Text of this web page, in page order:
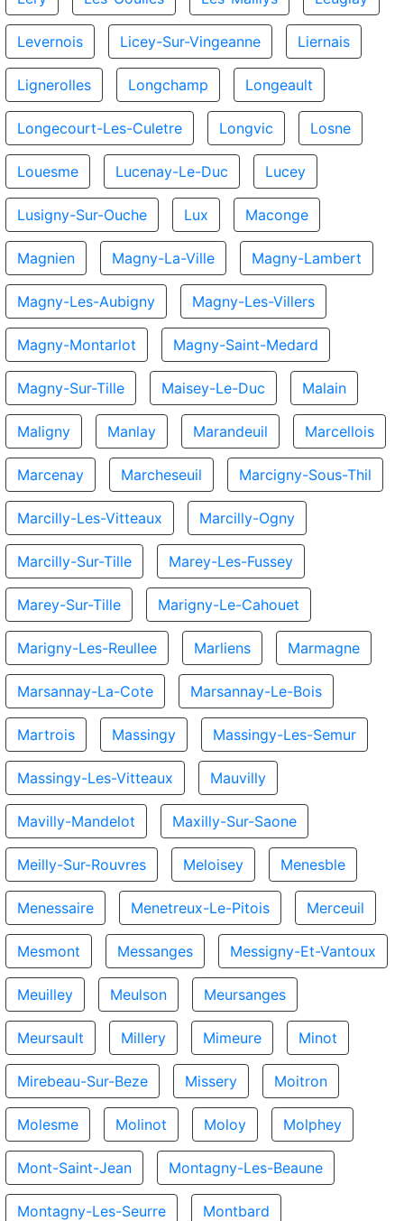
Levernois Licey-Sur-Vingeanne Liernais
Lignerolles Longchamp Longeault
Longecourt-Les-Culetre Longvic Losne
Louesme Lucenay-Le-Duc Lucey
Lusigny-Sur-Ouche Lux Maconge
Magnien Magny-La-Ville Magny-Lambert
Magny-Les-Aubigny Magny-Les-Villers
Magny-Montarlot Magny-Saint-Medard
Magny-Sur-Tille Maisey-Le-Duc Malain
Maligny Manlay Marandeuil Marcellois
Marcenay Marcheseuil Marcigny-Sous-Thil
Marcilly-Les-Vitteaux Marcilly-Ogny
Marcilly-Sur-Tille Marey-Les-Fussey
Marey-Sur-Tille Marigny-Le-Cahouet
Marigny-Les-Reullee Marliens Marmagne
Marsannay-La-Cote Marsannay-Le-Bois
Martrois Massingy Massingy-Les-Semur
Massingy-Les-Vitteaux Mauvilly
Mavilly-Mandelot Maxilly-Sur-Saone
Meilly-Sur-Rouvres Meloisey Menesble
Menessaire Menetreux-Le-Pitois Merceuil
Mesmont Messanges Messigny-Et-Vantoux
Meuilley Meulson Meursanges
Meursault Millery Mimeure Minot
Mirebeau-Sur-Beze Missery Moitron
Molesme Molinot Moloy Molphey
Mont-Saint-Jean Montagny-Les-Beaune
Montagny-Les-Seurre Montbard